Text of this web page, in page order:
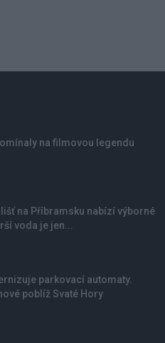
na filmovou legendu
na Příbramsku nabízí výborné
voda je jen...
parkovací automaty.
poblíž Svaté Hory